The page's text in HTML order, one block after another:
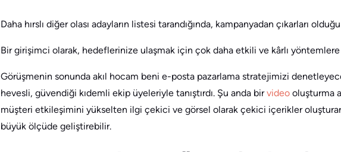
Daha hırslı diğer olası adayların listesi tarandığında, kampanyadan çıkarları
Bir girişimci olarak, hedeflerinize ulaşmak için çok daha etkili ve kârlı
Görüşmenin sonunda akıl hocam beni e-posta pazarlama stratejimizi
hevesli, güvendiği kıdemli ekip üyeleriyle tanıştırdı. Şu anda birvideo oluşturma
müşteri etkileşimini yükselten ilgi çekici ve görsel olarak çekici içerikler
büyük ölçüde geliştirebilir.